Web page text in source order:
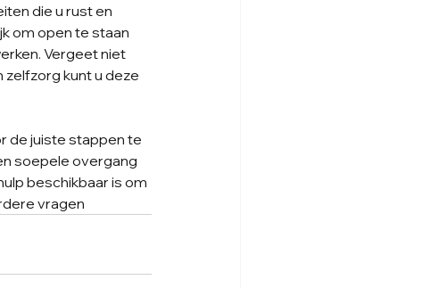
die u rust en
om open te staan
Vergeet niet
kunt u deze
de juiste stappen te
soepele overgang
beschikbaar is om
vragen